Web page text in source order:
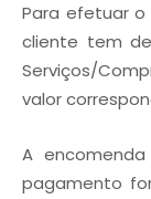
Para efetuar o
cliente tem
Serviços/
valor
A
pagamento